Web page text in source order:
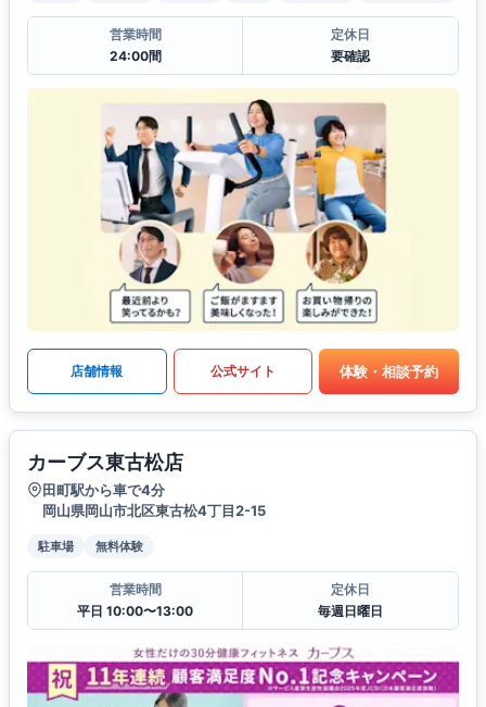
営業時間
24:00間
定休日
要確認
店舗情報 公式サイト 体験・相談予約
カーブス東古松店
田町駅から車で4分
岡山県岡山市北区東古松4丁目2-15
駐車場 無料体験
営業時間
平日 10:00〜13:00
定休日
毎週日曜日